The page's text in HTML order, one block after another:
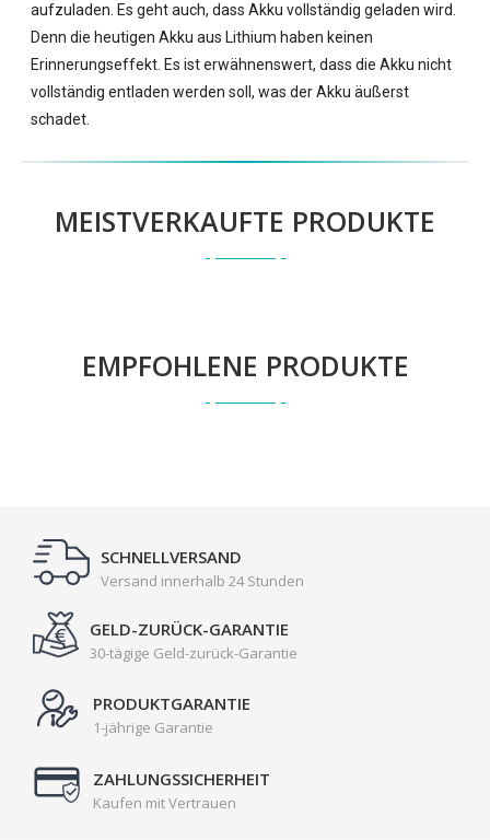
aufzuladen. Es geht auch, dass Akku vollständig geladen wird.
Denn die heutigen Akku aus Lithium haben keinen
Erinnerungseffekt. Es ist erwähnenswert, dass die Akku nicht
vollständig entladen werden soll, was der Akku äußerst
schadet.
MEISTVERKAUFTE PRODUKTE
EMPFOHLENE PRODUKTE
SCHNELLVERSAND
Versand innerhalb 24 Stunden
GELD-ZURÜCK-GARANTIE
30-tägige Geld-zurück-Garantie
PRODUKTGARANTIE
1-jährige Garantie
ZAHLUNGSSICHERHEIT
Kaufen mit Vertrauen